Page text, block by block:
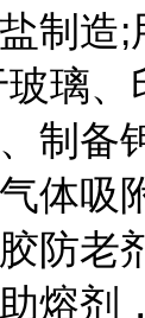
制造;
璃、
制备
体吸
防老
熔剂